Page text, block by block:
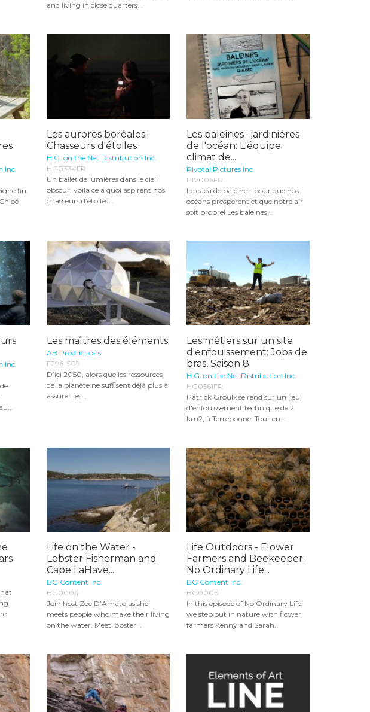
and living in close quarters...
Inc.
fin.
Les aurores boréales:
Chasseurs d'étoiles
H.G. on the Net Distribution Inc.
HG0334FR
Un ballet de lumières dans le ciel
obscur, voilà ce à quoi aspirent nos
chasseurs d’étoiles...
Les baleines : jardinières
de l'océan: L'équipe
climat de...
Pivotal Pictures Inc.
PIV006FR
Le caca de baleine - pour que nos
océans prospèrent et que notre air
soit propre! Les baleines...
Inc.
Les maîtres des éléments
AB Productions
F296-S09
D’ici 2050, alors que les ressources
de la planète ne suffisent déjà plus à
assurer les...
Les métiers sur un site
d'enfouissement: Jobs de
bras, Saison 8
H.G. on the Net Distribution Inc.
HG0561FR
Patrick Groulx se rend sur un lieu
d'enfouissement technique de 2
km2, à Terrebonne. Tout en...
Life on the Water -
Lobster Fisherman and
Cape LaHave...
BG Content Inc.
BG0004
Join host Zoe D’Amato as she
meets people who make their living
on the water. Meet lobster...
Life Outdoors - Flower
Farmers and Beekeeper:
No Ordinary Life...
BG Content Inc.
BG0006
In this episode of No Ordinary Life,
we step out in nature with flower
farmers Kenny and Sarah...